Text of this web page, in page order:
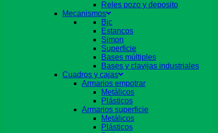
Reles pozo y deposito
Mecanismos
Bjc
Estancos
Simon
Superficie
Bases múltiples
Bases y clavijas industriales
Cuadros y cajas
Armarios empotrar
Metálicos
Plásticos
Armarios superficie
Metálicos
Plásticos